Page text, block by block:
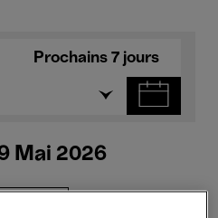
Prochains 7 jours
Mai 2026